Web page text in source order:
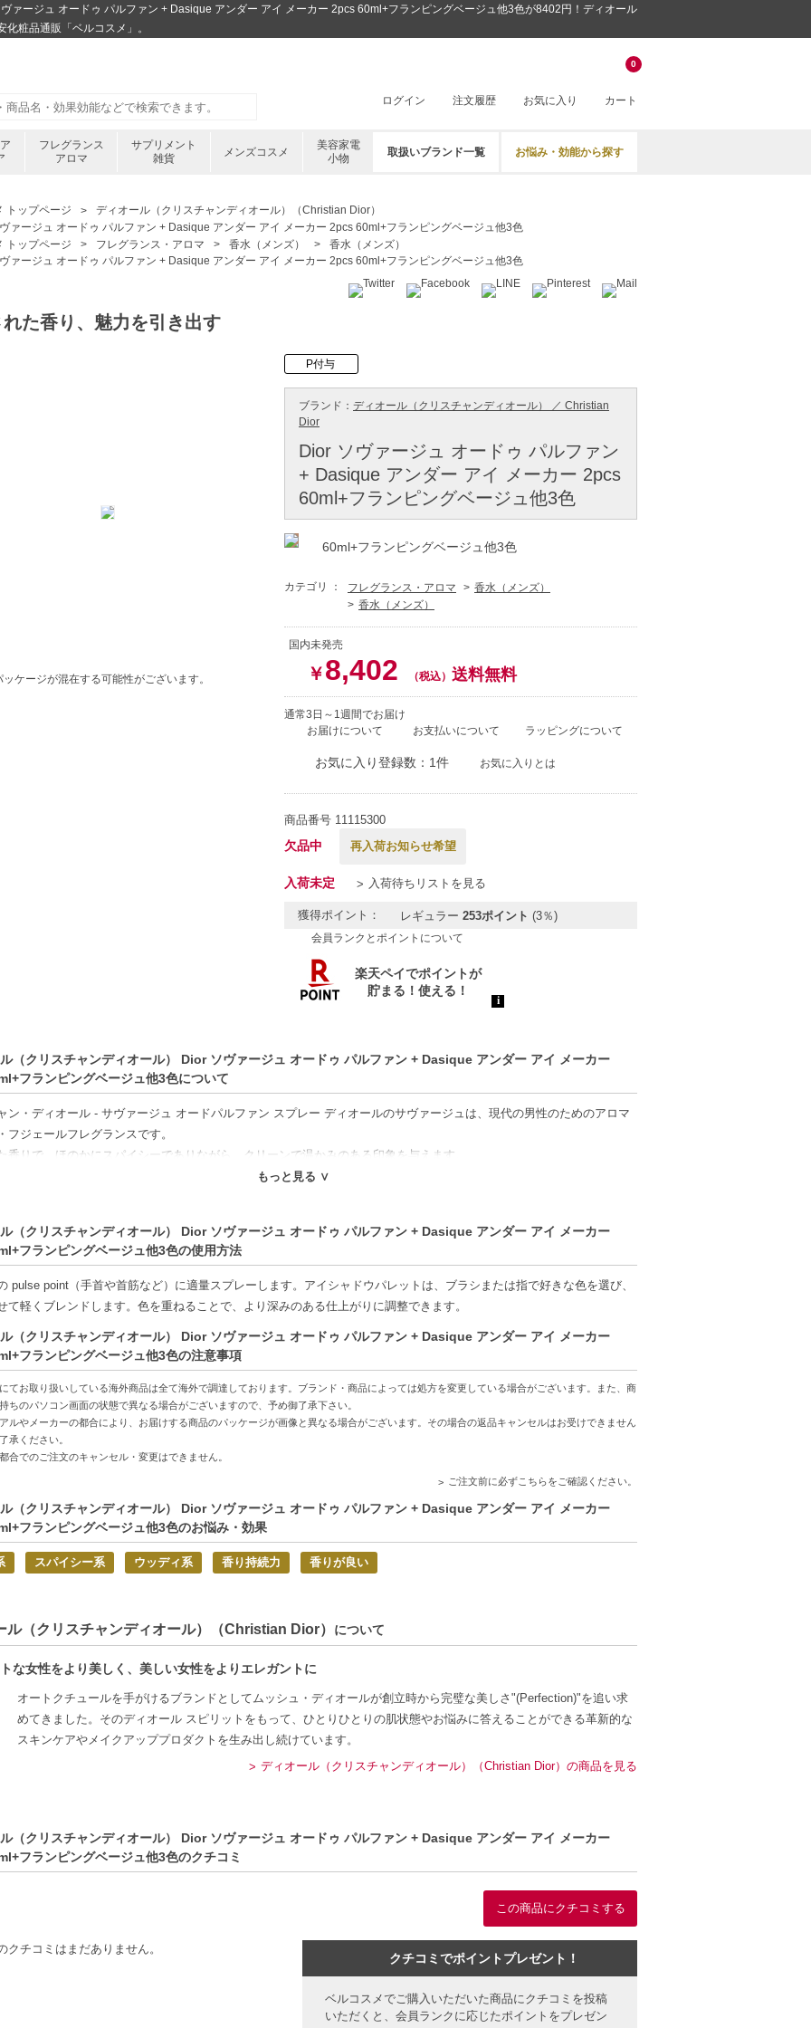
ァージュ オードゥ パルファン + Dasique アンダー アイ メーカー 2pcs 60ml+フランピングベージュ他3色が8402円！ディオール
粧品通販「ベルコスメ」。
ログイン 注文履歴 お気に入り カート
0
フレグランス
アロマ
サプリメント
雑貨
メンズコスメ
美容家電
小物
取扱いブランド一覧 お悩み・効能から探す
トップページ
ディオール（クリスチャンディオール）（Christian Dior）
ァージュ オードゥ パルファン + Dasique アンダー アイ メーカー 2pcs 60ml+フランピングベージュ他3色
トップページ
フレグランス・アロマ 香水（メンズ）
香水（メンズ）
ァージュ オードゥ パルファン + Dasique アンダー アイ メーカー 2pcs 60ml+フランピングベージュ他3色
た香り、魅力を引き出す
ケージが混在する可能性がございます。
P付与
ブランド： ディオール（クリスチャンディオール） ／ Christian
Dior
Dior ソヴァージュ オードゥ パルファン
+ Dasique アンダー アイ メーカー 2pcs
60ml+フランピングベージュ他3色
60ml+フランピングベージュ他3色
カテゴリ ： フレグランス・アロマ
香水（メンズ）
香水（メンズ）
国内未発売
￥8,402 （税込） 送料無料
通常3日～1週間でお届け
お届けについて
お支払いについて ラッピングについて
お気に入り登録数：1件 お気に入りとは
商品番号 11115300
欠品中 再入荷お知らせ希望
入荷未定 入荷待ちリストを見る
獲得ポイント： レギュラー 253ポイント (3％)
会員ランクとポイントについて
（クリスチャンディオール） Dior ソヴァージュ オードゥ パルファン + Dasique アンダー アイ メーカー
フランピングベージュ他3色について
ン・ディオール - サヴァージュ オードパルファン スプレー ディオールのサヴァージュは、現代の男性のためのアロマ
フジェールフレグランスです。
香りで、ほのかにスパイシーでありながら、クリーンで温かみのある印象を与えます。
トには四川胡椒とカラブリアンベルガモットが使用されており、まろやかで魅力的な香りを引き立てます。
ンス ダシック - シャドウパレット - # アンダーアイメーカー ビガンのアイシャドウパレットで、魅力的な9色のシェー
います。
を提供し、様々なルックや日常使いに対応できるバリエーションがあります。
、カシミアマット、マルチマット、グラムシマー、グリッターボムなど、異なる質感が楽しめます。
わせて選べる豊富なカラー展開です。
年2月22日
ださい】
品は代引きでの発送ができかねます。代引きでご注文いただいた場合は、コンビニ後払いに変更をさせて頂きます。
商品は、ヤマト運輸、佐川急便もしくは日本郵便で発送をさせて頂きます。配送便のご指定はできません。
・お時間帯指定は承っておりません。
依頼主名、納品書に弊社以外の物流センター社名が記載されることがあります。
き記載がある商品の合計金額が16666円以上の場合、別途手数料が発生する場合があります。予めご了承ください。
文でも倉庫が異なる場合や配送用箱の関係で荷物を分割して配送する場合がございます。予めご了承ください。また、
香り-ディオールのサヴァージュは、ほのかにスパイシーでクリーンな印象を持っています。
開-Dasiqueのアイシャドウパレットは、日常使いから特別なシーンまでご対応可能な9色をラインアップ。
れたテクスチャー-ブレンドしやすい質感で、長時間の美しさをサポートします。
】
もっと見る ∨
（クリスチャンディオール） Dior ソヴァージュ オードゥ パルファン + Dasique アンダー アイ メーカー
フランピングベージュ他3色の使用方法
pulse point（手首や首筋など）に適量スプレーします。アイシャドウパレットは、ブラシまたは指で好きな色を選び、
て軽くブレンドします。色を重ねることで、より深みのある仕上がりに調整できます。
（クリスチャンディオール） Dior ソヴァージュ オードゥ パルファン + Dasique アンダー アイ メーカー
フランピングベージュ他3色の注意事項
てお取り扱いしている海外商品は全て海外で調達しております。ブランド・商品によっては処方を変更している場合がございます。また、商
ちのパソコン画面の状態で異なる場合がございますので、予め御了承下さい。
ルやメーカーの都合により、お届けする商品のパッケージが画像と異なる場合がございます。その場合の返品キャンセルはお受けできません
承ください。
合でのご注文のキャンセル・変更はできません。
ご注文前に必ずこちらをご確認ください。
（クリスチャンディオール） Dior ソヴァージュ オードゥ パルファン + Dasique アンダー アイ メーカー
フランピングベージュ他3色のお悩み・効果
スパイシー系 ウッディ系 香り持続力 香りが良い
ル（クリスチャンディオール）（Christian Dior） について
な女性をより美しく、美しい女性をよりエレガントに
オートクチュールを手がけるブランドとしてムッシュ・ディオールが創立時から完璧な美しさ"(Perfection)"を追い求
めてきました。そのディオール スピリットをもって、ひとりひとりの肌状態やお悩みに答えることができる革新的な
スキンケアやメイクアッププロダクトを生み出し続けています。
ディオール（クリスチャンディオール）（Christian Dior）の商品を見る
（クリスチャンディオール） Dior ソヴァージュ オードゥ パルファン + Dasique アンダー アイ メーカー
フランピングベージュ他3色のクチコミ
この商品にクチコミする
クチコミはまだありません。
クチコミでポイントプレゼント！
ベルコスメでご購入いただいた商品にクチコミを投稿
いただくと、会員ランクに応じたポイントをプレゼン